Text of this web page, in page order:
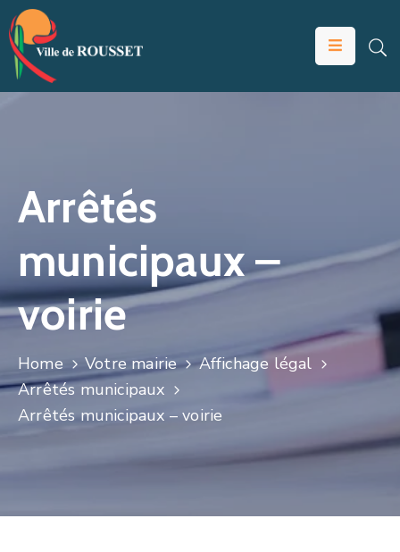
VOTRE
ÉDUCATION
JEUNESSE
SOLIDARITÉS
ANIMATION
Arrêtés
municipaux –
voirie
Home Votre mairie
Affichage légal
Arrêtés municipaux
Arrêtés municipaux – voirie